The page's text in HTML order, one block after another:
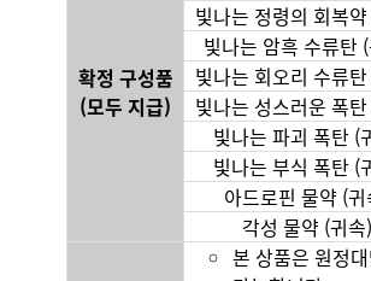
확정 구성품
(모두 지급)
빛나는 정령의 회복
빛나는 암흑 수류탄
빛나는 회오리 수류
빛나는 성스러운 폭
빛나는 파괴 폭탄 (
빛나는 부식 폭탄 (
아드로핀 물약 (귀
각성 물약 (귀속)
본 상품은 원정